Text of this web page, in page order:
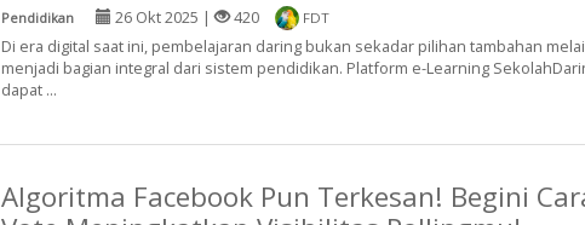
Pendidikan 26 Okt 2025 | 420 FDT
Di era digital saat ini, pembelajaran daring bukan sekadar pilihan tambahan
menjadi bagian integral dari sistem pendidikan. Platform e-Learning
dapat ...
Algoritma Facebook Pun Terkesan! Begini